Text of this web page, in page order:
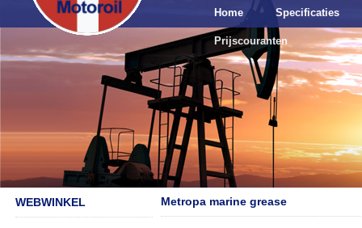
Home Specificaties
Prijscouranten
WEBWINKEL Metropa marine grease